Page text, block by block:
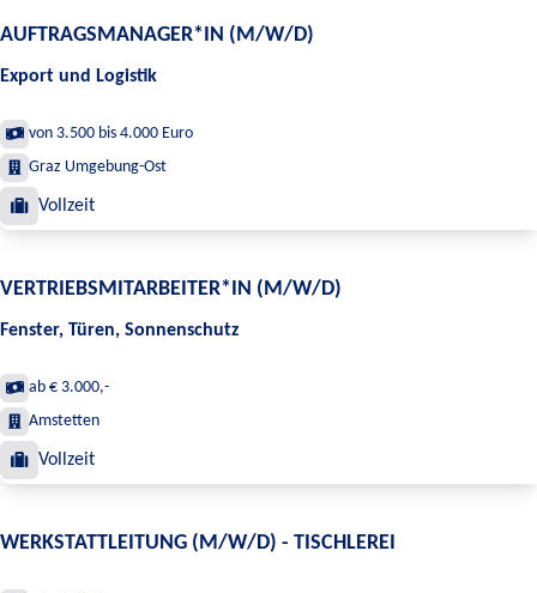
AUFTRAGSMANAGER*IN (M/W/D)
Export und Logistik
von 3.500 bis 4.000 Euro
Graz Umgebung-Ost
Vollzeit
VERTRIEBSMITARBEITER*IN (M/W/D)
Fenster, Türen, Sonnenschutz
ab € 3.000,-
Amstetten
Vollzeit
WERKSTATTLEITUNG (M/W/D) - TISCHLEREI